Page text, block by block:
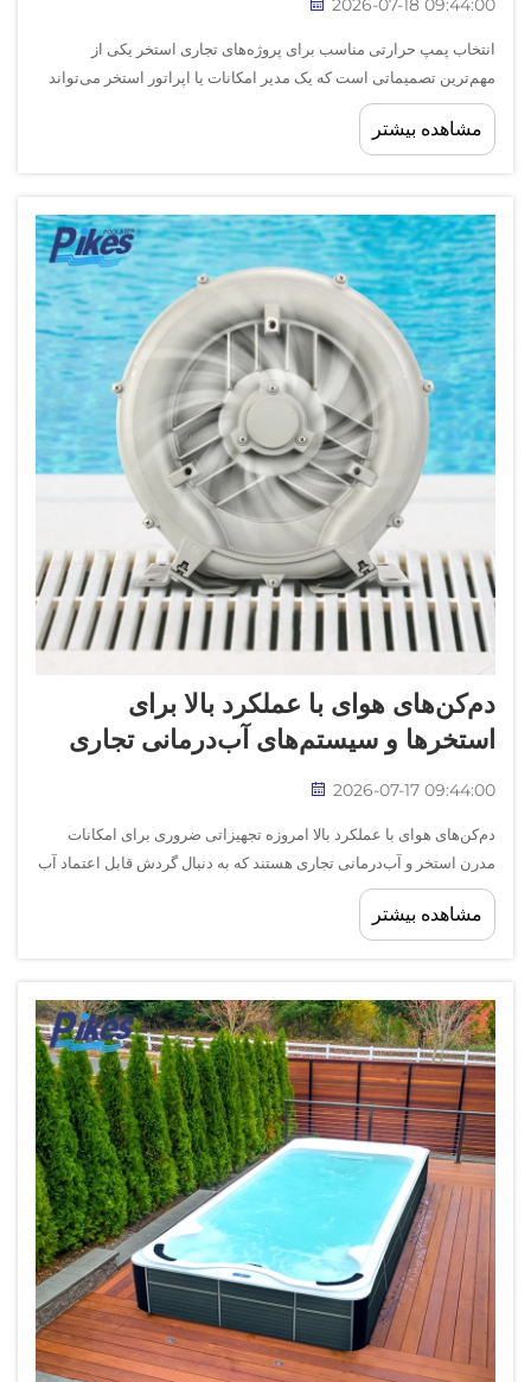
2026-07-18 09:44:00
انتخاب پمپ حرارتی مناسب برای پروژه‌های تجاری استخر یکی از
مهم‌ترین تصمیماتی است که یک مدیر امکانات یا اپراتور استخر می‌تواند
اتخاذ کند. عملکرد، طول عمر و هزینه‌های بهره‌برداری استخر تجاری شما
به شدت به این انتخاب وابسته است...
مشاهده بیشتر
دم‌کن‌های هوای با عملکرد بالا برای
استخرها و سیستم‌های آب‌درمانی تجاری
2026-07-17 09:44:00
دم‌کن‌های هوای با عملکرد بالا امروزه تجهیزاتی ضروری برای امکانات
مدرن استخر و آب‌درمانی تجاری هستند که به دنبال گردش قابل اعتماد آب
و بهداشت آن می‌باشند. این سیستم‌های قدرتمند عملیات اساسی را انجام
می‌دهند، از حفظ شفافیت آب تا پشتیبانی از...
مشاهده بیشتر